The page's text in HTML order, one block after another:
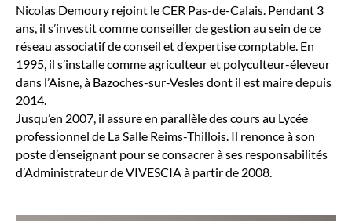
Nicolas Demoury rejoint le CER Pas-de-Calais. Pendant 3
ans, il s’investit comme conseiller de gestion au sein de ce
réseau associatif de conseil et d’expertise comptable. En
1995, il s’installe comme agriculteur et polyculteur-éleveur
dans l’Aisne, à Bazoches-sur-Vesles dont il est maire depuis
2014.
Jusqu’en 2007, il assure en parallèle des cours au Lycée
professionnel de La Salle Reims-Thillois. Il renonce à son
poste d’enseignant pour se consacrer à ses responsabilités
d’Administrateur de VIVESCIA à partir de 2008.